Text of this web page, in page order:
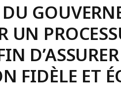
DU
UN
FIDÈLE ET